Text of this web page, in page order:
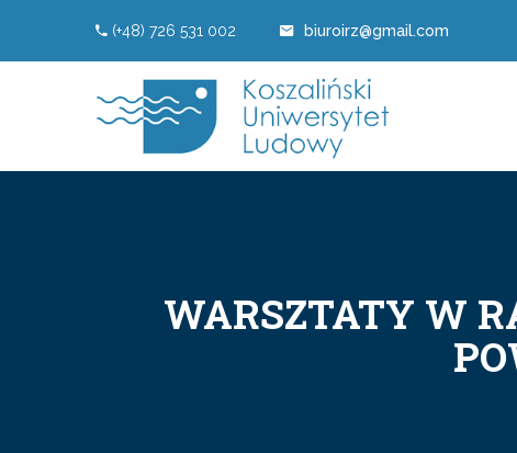
(+48) 726 531 002 biuroirz@gmail.com
WARSZTATY W